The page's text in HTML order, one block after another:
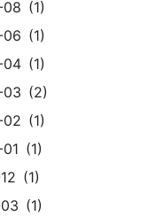
1
1
04
1
2
1
1
1
1